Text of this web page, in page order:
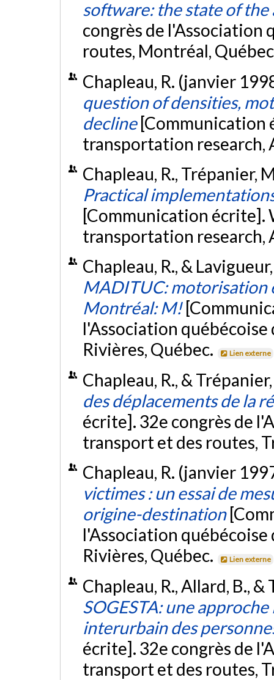
software: the state of the
congrès de l'Association
routes, Montréal,
Chapleau, R. (janvier
question of densities,
decline [Communication
transportation research,
Chapleau, R., Trépanier,
Practical
[Communication écrite].
transportation research,
Chapleau, R., &
MADITUC: motorisation
Montréal: M!
l'Association
Rivières, Québec.
Lien externe
Chapleau, R., &
des déplacements de la
écrite]. 32e congrès de
transport et des routes,
Chapleau, R. (janvier
victimes : un essai de
origine-destination
l'Association
Rivières, Québec.
Lien externe
Chapleau, R., Allard, B.,
SOGESTA: une
interurbain des
écrite]. 32e congrès de
transport et des routes,